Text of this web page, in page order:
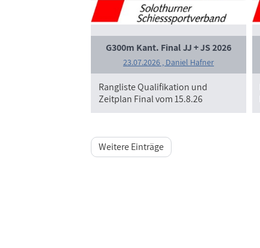
G300m Kant. Final JJ + JS 2026
23.07.2026, Daniel Hafner
Rangliste Qualifikation und
Zeitplan Final vom 15.8.26
Weitere Einträge